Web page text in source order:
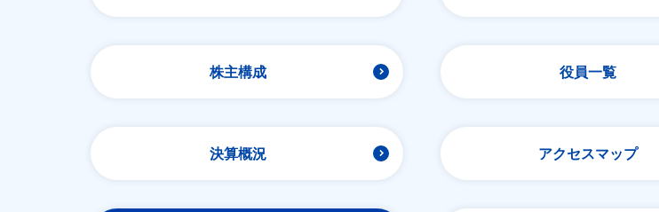
株主構成 役員一覧
決算概況 アクセスマップ